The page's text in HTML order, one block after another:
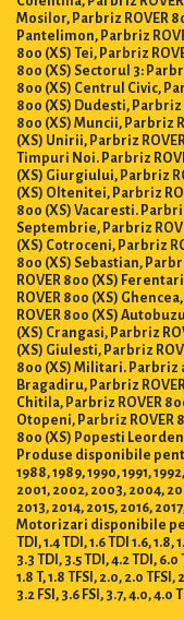
Mosilor, Parbriz ROVER
Pantelimon, Parbriz
800 (XS) Tei, Parbriz
800 (XS) Sectorul 3:
800 (XS) Centrul Civic,
800 (XS) Dudesti, Parbriz
800 (XS) Muncii, Parbriz
(XS) Unirii, Parbriz
Timpuri Noi. Parbriz
(XS) Giurgiului, Parbriz
(XS) Oltenitei, Parbriz
800 (XS) Vacaresti.
Septembrie, Parbriz
(XS) Cotroceni, Parbriz
800 (XS) Sebastian,
ROVER 800 (XS)
ROVER 800 (XS)
ROVER 800 (XS)
(XS) Crangasi, Parbriz
(XS) Giulesti, Parbriz
800 (XS) Militari. Parbriz
Bragadiru, Parbriz
Chitila, Parbriz ROVER
Otopeni, Parbriz ROVER
800 (XS) Popesti
Produse disponibile
1988, 1989, 1990, 1991,
2001, 2002, 2003, 2004,
2013, 2014, 2015, 2016,
Motorizari disponibile
TDI, 1.4 TDI, 1.6 TDI 1.6, 1.8,
3.3 TDI, 3.5 TDI, 4.2 TDI, 6.0
1.8 T, 1.8 TFSI, 2.0, 2.0 TFSI,
3.2 FSI, 3.6 FSI, 3.7, 4.0, 4.0